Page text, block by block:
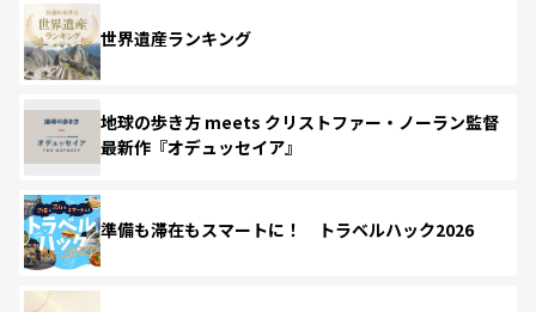
世界遺産ランキング
地球の歩き方 meets クリストファー・ノーラン監督
最新作『オデュッセイア』
準備も滞在もスマートに！ トラベルハック2026